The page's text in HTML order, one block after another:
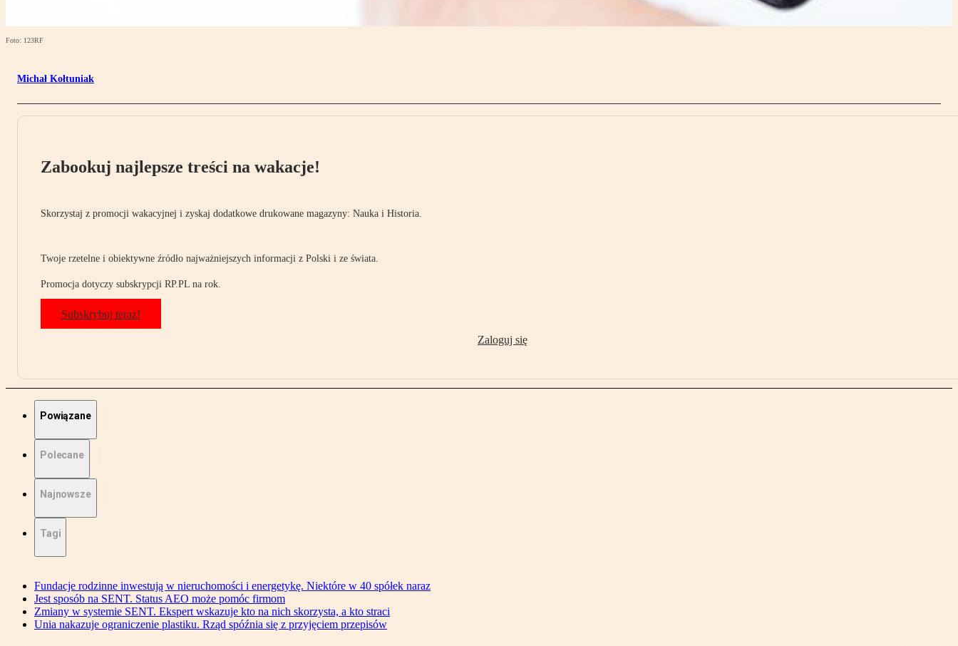
Foto: 123RF
Michał Kołtuniak
Zabookuj najlepsze treści na wakacje!
Skorzystaj z promocji wakacyjnej i zyskaj dodatkowe drukowane magazyny: Nauka i Historia.
Twoje rzetelne i obiektywne źródło najważniejszych informacji z Polski i ze świata.
Promocja dotyczy subskrypcji RP.PL na rok.
Subskrybuj teraz!
Zaloguj się
Powiązane
Polecane
Najnowsze
Tagi
Fundacje rodzinne inwestują w nieruchomości i energetykę. Niektóre w 40 spółek naraz
Jest sposób na SENT. Status AEO może pomóc firmom
Zmiany w systemie SENT. Ekspert wskazuje kto na nich skorzysta, a kto straci
Unia nakazuje ograniczenie plastiku. Rząd spóźnia się z przyjęciem przepisów